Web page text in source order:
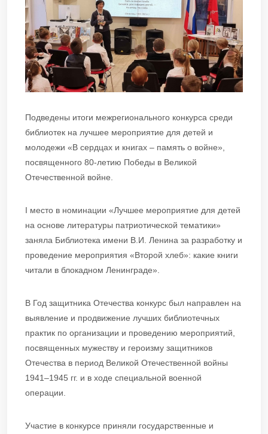
Подведены итоги межрегионального конкурса среди
библиотек на лучшее мероприятие для детей и
молодежи «В сердцах и книгах – память о войне»,
посвященного 80-летию Победы в Великой
Отечественной войне.
I место в номинации «Лучшее мероприятие для детей
на основе литературы патриотической тематики»
заняла Библиотека имени В.И. Ленина за разработку и
проведение мероприятия «Второй хлеб»: какие книги
читали в блокадном Ленинграде».
В Год защитника Отечества конкурс был направлен на
выявление и продвижение лучших библиотечных
практик по организации и проведению мероприятий,
посвященных мужеству и героизму защитников
Отечества в период Великой Отечественной войны
1941–1945 гг. и в ходе специальной военной
операции.
Участие в конкурсе приняли государственные и